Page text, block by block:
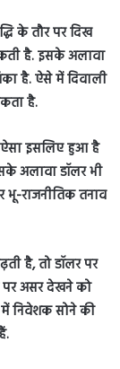
के तौर पर दिख
है. इसके अलावा
है. ऐसे में दिवाली
है.
ऐसा इसलिए हुआ है
अलावा डॉलर भी
भू-राजनीतिक तनाव
है, तो डॉलर पर
पर असर देखने को
निवेशक सोने की